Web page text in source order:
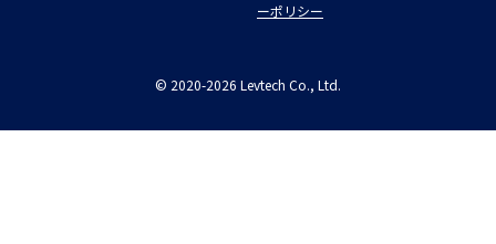
ーポリシー
© 2020-2026 Levtech Co., Ltd.